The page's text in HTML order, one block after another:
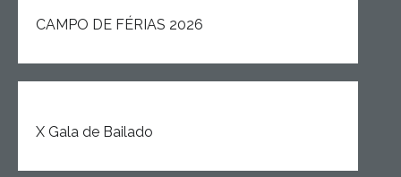
CAMPO DE FÉRIAS 2026
X Gala de Bailado